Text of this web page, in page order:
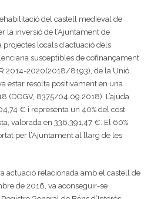
del castell medieval de
la inversió de l’Ajuntament de
locals d’actuació dels
susceptibles de cofinançament
2014-2020(2018/8193), de la Unió
estar resolta positivament en una
(DOGV, 8375/04.09.2018). L’ajuda
€ i representa un 40% del cost
valorada en 336.391,47 €. El 60%
per l’Ajuntament al llarg de les
actuació relacionada amb el castell de
de 2016, va aconseguir-se